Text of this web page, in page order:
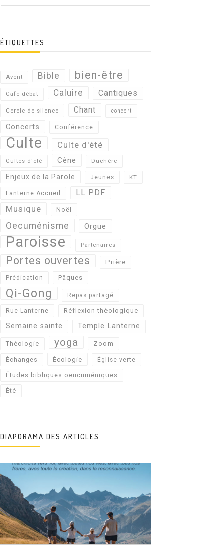
ÉTIQUETTES
Avent Bible bien-être
Café-débat Caluire Cantiques
Cercle de silence Chant concert
Concerts Conférence
Culte Culte d'été
Cultes d'été Cène Duchère
Enjeux de la Parole Jeunes KT
Lanterne Accueil LL PDF
Musique Noël
Oecuménisme Orgue
Paroisse Partenaires
Portes ouvertes Prière
Prédication Pâques
Qi-Gong Repas partagé
Rue Lanterne Réflexion théologique
Semaine sainte Temple Lanterne
Théologie yoga Zoom
Échanges Écologie Église verte
Études bibliques oeucuméniques
Été
DIAPORAMA DES ARTICLES